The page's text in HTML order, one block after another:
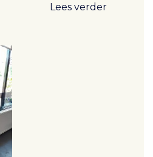
Lees verder